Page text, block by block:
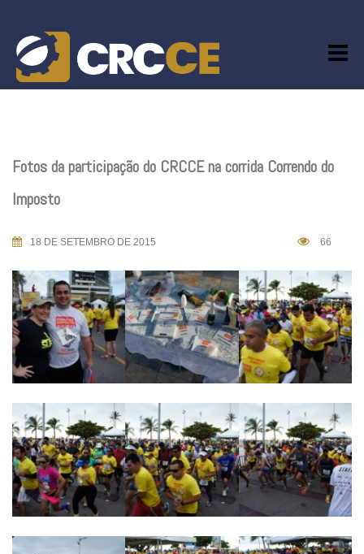
content
Fotos da participação do CRCCE na corrida Correndo do
Imposto
18 DE SETEMBRO DE 2015 66